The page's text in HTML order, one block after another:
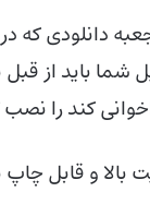
جعبه دانلودی
شما باید از قبل
کند را
بالا و قابل